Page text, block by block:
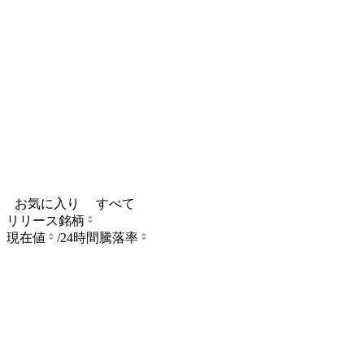
お気に入り
すべて
リリース銘柄
現在値
/24時間騰落率